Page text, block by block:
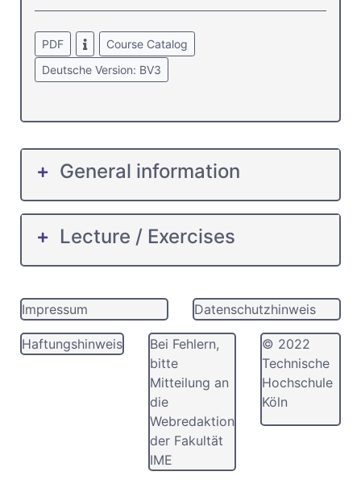
PDF
Course Catalog
Deutsche Version: BV3
General information
Lecture / Exercises
Impressum Datenschutzhinweis
Haftungshinweis
Bei Fehlern,
bitte
Mitteilung an
die
Webredaktion
der Fakultät
IME
© 2022
Technische
Hochschule
Köln